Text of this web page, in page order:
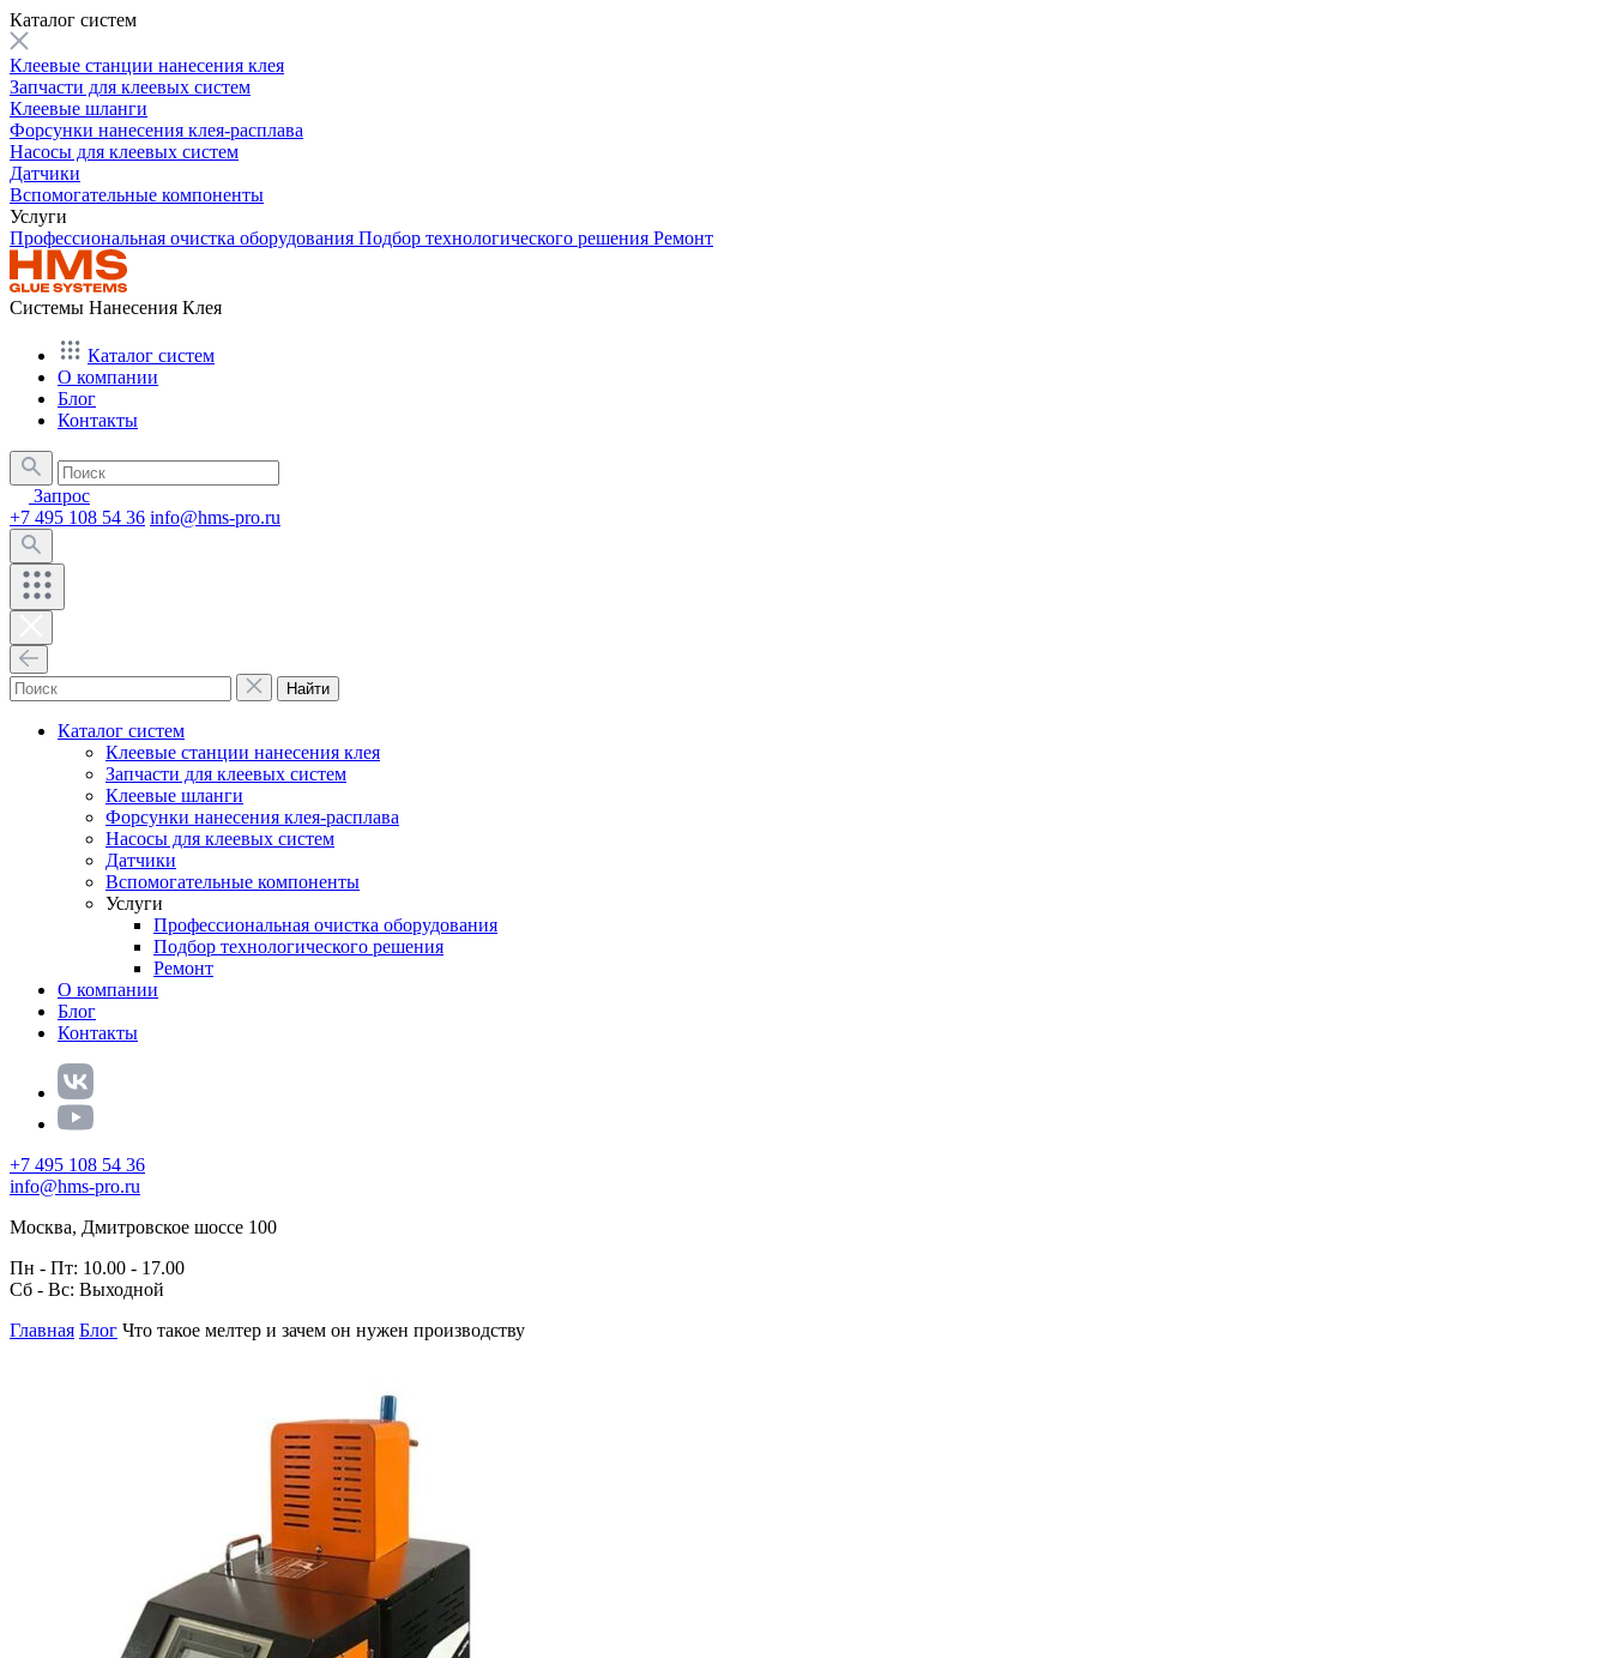
Каталог систем
Клеевые станции нанесения клея
Запчасти для клеевых систем
Клеевые шланги
Форсунки нанесения клея-расплава
Насосы для клеевых систем
Датчики
Вспомогательные компоненты
Услуги
Профессиональная очистка оборудования Подбор технологического решения Ремонт
Системы Нанесения Клея
Каталог систем
О компании
Блог
Контакты
Запрос
+7 495 108 54 36 info@hms-pro.ru
Найти
Каталог систем
Клеевые станции нанесения клея
Запчасти для клеевых систем
Клеевые шланги
Форсунки нанесения клея-расплава
Насосы для клеевых систем
Датчики
Вспомогательные компоненты
Услуги
Профессиональная очистка оборудования
Подбор технологического решения
Ремонт
О компании
Блог
Контакты
+7 495 108 54 36
info@hms-pro.ru
Москва, Дмитровское шоссе 100
Пн - Пт: 10.00 - 17.00
Сб - Вс: Выходной
Главная Блог Что такое мелтер и зачем он нужен производству